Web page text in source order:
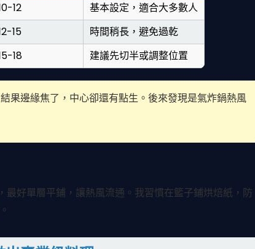
12
基本設定，適合大多數人
15
時間稍長，避免過乾
18 建議先切半或調整位置
果邊緣焦了，中心卻還有點生。後來發現是氣炸鍋熱風
好單層平鋪，讓熱風流通。我習慣在籃子鋪烘焙紙，防